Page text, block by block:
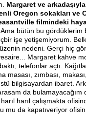
Margaret ve
Oregon sokakları ve
filmindeki
Ama bütün bu gördüklerim
işe yetişemiyorum.
nedeni. Gerçi hiç
Margaret kahve
telefonlar açtı.
masası, zımbası,
bilgisayardan ibaret.
da bulamayacağım
harıl çalışmakta
mu da kapatıveriyor ofisin